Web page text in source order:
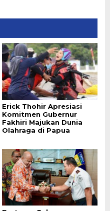
Erick Thohir Apresiasi
Komitmen Gubernur
Fakhiri Majukan Dunia
Olahraga di Papua